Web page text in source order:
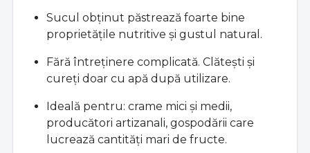
Sucul obținut păstrează foarte bine
proprietățile nutritive și gustul natural.
Fără întreținere complicată. Clătești și
cureți doar cu apă după utilizare.
Ideală pentru: crame mici și medii,
producători artizanali, gospodării care
lucrează cantități mari de fructe.